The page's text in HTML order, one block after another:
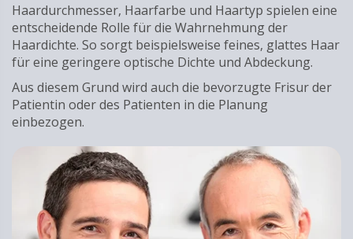
Haardurchmesser, Haarfarbe und Haartyp spielen eine
entscheidende Rolle für die Wahrnehmung der
Haardichte. So sorgt beispielsweise feines, glattes Haar
für eine geringere optische Dichte und Abdeckung.
Aus diesem Grund wird auch die bevorzugte Frisur der
Patientin oder des Patienten in die Planung
einbezogen.